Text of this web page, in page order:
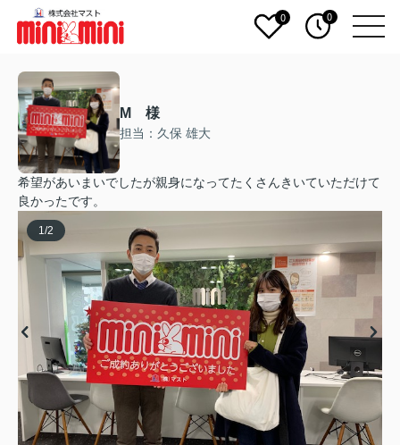
0 0
M 様
担当：久保 雄大
希望があいまいでしたが親身になってたくさんきいていただけて
良かったです。
1 /2